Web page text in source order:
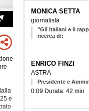
e
MONICA SETTA
giornalista
"Gli italiani e il
ricerca di:
ENRICO FINZI
ASTRA
Presidente e
0:09 Durata: 42 min